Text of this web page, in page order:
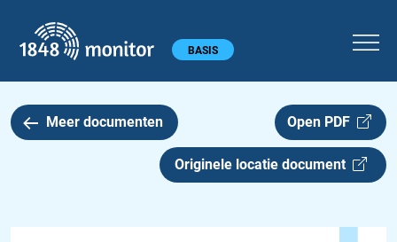
Hoofdmenu BASIS
Meer documenten Open PDF
Originele locatie document